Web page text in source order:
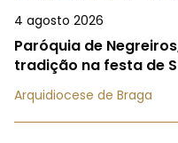
4 agosto 2026
Paróquia de
tradição na festa de
Arquidiocese de Braga